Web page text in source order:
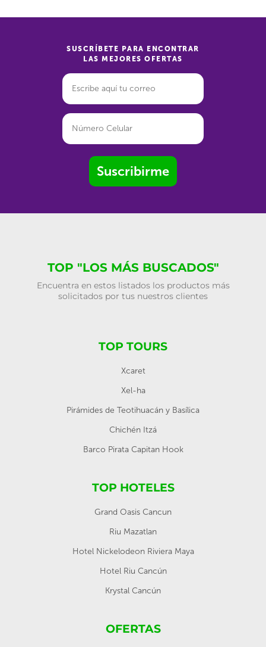
SUSCRÍBETE PARA ENCONTRAR
LAS MEJORES OFERTAS
Suscribirme
TOP "LOS MÁS BUSCADOS"
Encuentra en estos listados los productos más
solicitados por tus nuestros clientes
TOP TOURS
Xcaret
Xel-ha
Pirámides de Teotihuacán y Basílica
Chichén Itzá
Barco Pirata Capitan Hook
TOP HOTELES
Grand Oasis Cancun
Riu Mazatlan
Hotel Nickelodeon Riviera Maya
Hotel Riu Cancún
Krystal Cancún
OFERTAS